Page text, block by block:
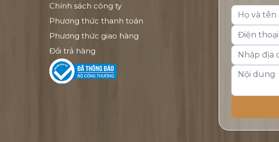
Chính sách công ty
Phương thức thanh toán
Phương thức giao hàng
Đổi trả hàng